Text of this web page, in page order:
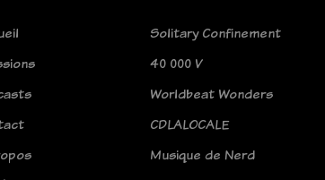
Solitary Confinement
40 000 V
Worldbeat Wonders
CDLALOCALE
Musique de Nerd